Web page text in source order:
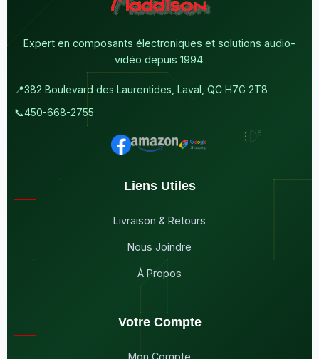
Expert en composants électroniques et solutions audio-
vidéo depuis 1994.
📍382 Boulevard des Laurentides, Laval, QC H7G 2T8
📞450-668-2755
Liens Utiles
Livraison & Retours
Nous Joindre
À Propos
Votre Compte